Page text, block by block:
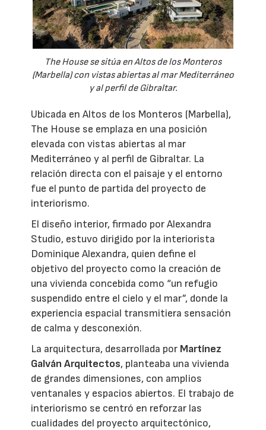
The House se sitúa en Altos de los Monteros
(Marbella) con vistas abiertas al mar Mediterráneo
y al perfil de Gibraltar.
Ubicada en Altos de los Monteros (Marbella),
The House se emplaza en una posición
elevada con vistas abiertas al mar
Mediterráneo y al perfil de Gibraltar. La
relación directa con el paisaje y el entorno
fue el punto de partida del proyecto de
interiorismo.
El diseño interior, firmado por Alexandra
Studio, estuvo dirigido por la interiorista
Dominique Alexandra, quien define el
objetivo del proyecto como la creación de
una vivienda concebida como “un refugio
suspendido entre el cielo y el mar”, donde la
experiencia espacial transmitiera sensación
de calma y desconexión.
La arquitectura, desarrollada por Martínez
Galván Arquitectos, planteaba una vivienda
de grandes dimensiones, con amplios
ventanales y espacios abiertos. El trabajo de
interiorismo se centró en reforzar las
cualidades del proyecto arquitectónico,